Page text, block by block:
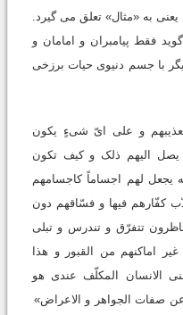
به «مثال» تعلق مى گیرد.
فقط پیامبران و امامان و
با جسم دنیوى حیات برزخى
و على ایّ شیءٍ یکون
یصل الیهم ذلک و کیف تکون
یجعل لهم اجساماً کاجسامهم
کفّارهم فیها و فسّاقهم دون
تتفرّق و تندرس و تبلى
اماکنهم من القبور و هذا
الانسان المکلّف عندى هو
صفات الجواهر و الاعراض»